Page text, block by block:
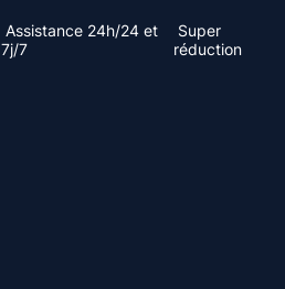
Assistance 24h/24 et
7j/7
Super
réduction